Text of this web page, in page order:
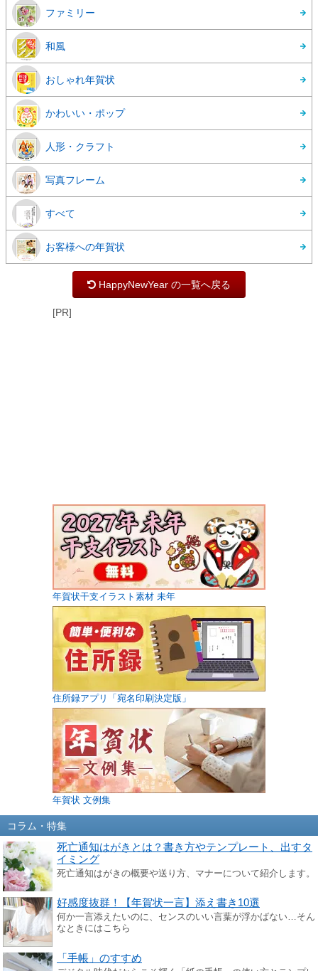
ファミリー
和風
おしゃれ年賀状
かわいい・ポップ
人形・クラフト
写真フレーム
すべて
お客様への年賀状
HappyNewYear の一覧へ戻る
[PR]
年賀状干支イラスト素材 未年
住所録アプリ「宛名印刷決定版」
年賀状 文例集
コラム・特集
死亡通知はがきとは？書き方やテンプレート、出すタ
イミング
死亡通知はがきの概要や送り方、マナーについて紹介します。
好感度抜群！【年賀状一言】添え書き10選
何か一言添えたいのに、センスのいい言葉が浮かばない…そん
なときにはこちら
「手帳」のすすめ